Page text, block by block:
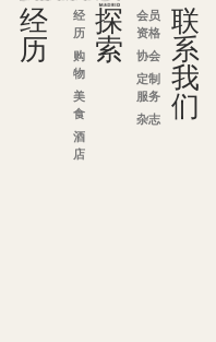
经
历
经
历
购
物
美
食
酒
店
探
索
会员
资格
协会
定制
服务
杂志
联
系
我
们